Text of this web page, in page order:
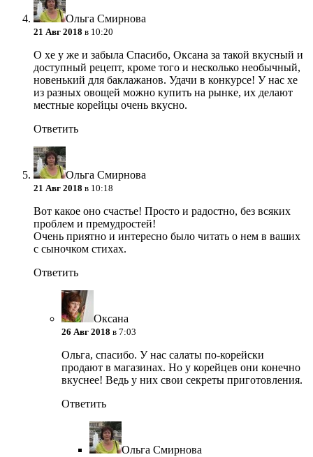
Ольга Смирнова
21 Авг 2018 в 10:20
О хе у же и забыла Спасибо, Оксана за такой вкусный и
доступный рецепт, кроме того и несколько необычный,
новенький для баклажанов. Удачи в конкурсе! У нас хе
из разных овощей можно купить на рынке, их делают
местные корейцы очень вкусно.
Ответить
Ольга Смирнова
21 Авг 2018 в 10:18
Вот какое оно счастье! Просто и радостно, без всяких
проблем и премудростей!
Очень приятно и интересно было читать о нем в ваших
с сыночком стихах.
Ответить
Оксана
26 Авг 2018 в 7:03
Ольга, спасибо. У нас салаты по-корейски
продают в магазинах. Но у корейцев они конечно
вкуснее! Ведь у них свои секреты приготовления.
Ответить
Ольга Смирнова